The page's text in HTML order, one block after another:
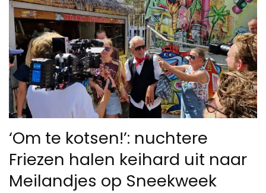
‘Om te kotsen!’: nuchtere
Friezen halen keihard uit naar
Meilandjes op Sneekweek